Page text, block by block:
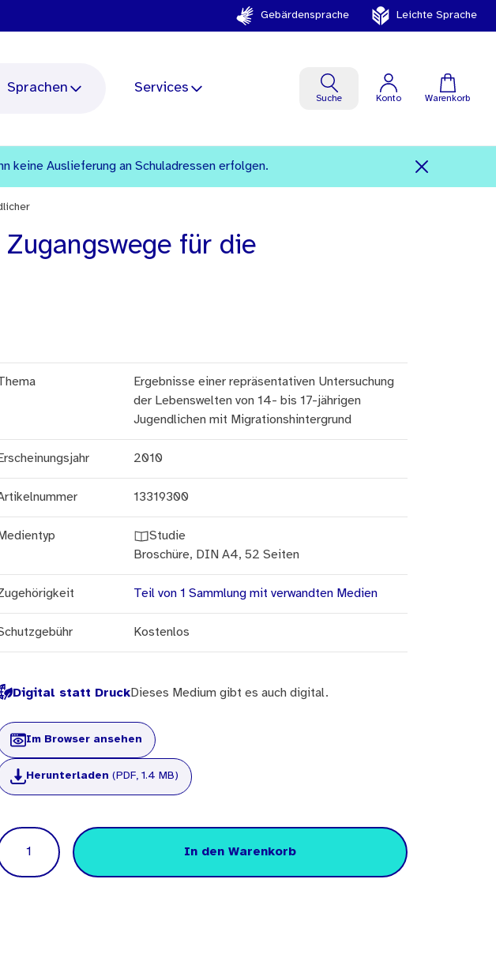
Gebärdensprache Leichte Sprache
Sprachen Services
Suche Konto Warenkorb
keine Auslieferung an Schuladressen erfolgen.
für die
Ergebnisse einer repräsentativen Untersuchung
der Lebenswelten von 14- bis 17-jährigen
Jugendlichen mit Migrationshintergrund
Erscheinungsjahr 2010
13319300
Medientyp
Studie
Broschüre, DIN A4, 52 Seiten
Teil von 1 Sammlung mit verwandten Medien
Kostenlos
Digital statt DruckDieses Medium gibt es auch digital.
Im Browser ansehen
Herunterladen (PDF, 1.4 MB)
Menge
In den Warenkorb